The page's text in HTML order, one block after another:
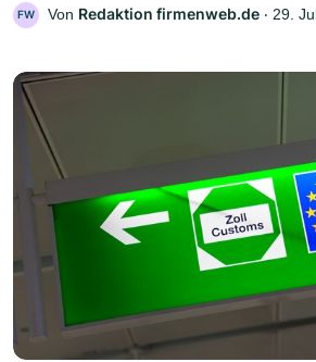
FW Von Redaktion firmenweb.de ‧ 29.